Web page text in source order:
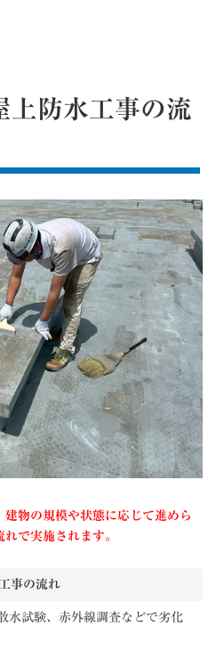
上防水工事の流
建物の規模や状態に応じて進めら
で実施されます。
事の流れ
水試験、赤外線調査などで劣化